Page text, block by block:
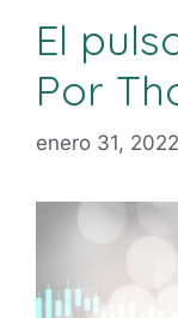
El
Por
enero 31, 2022